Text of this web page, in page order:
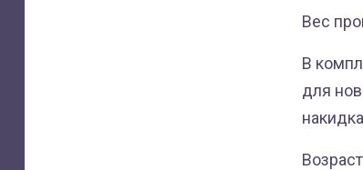
Вес
В
для